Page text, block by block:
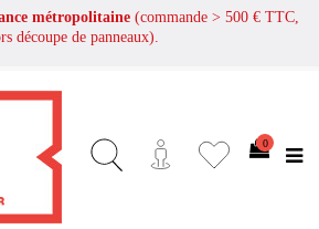
métropolitaine (commande > 500 € TTC,
découpe de panneaux).
0